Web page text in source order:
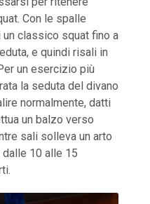
Con le spalle
classico squat fino a
e quindi risali in
un esercizio più
la seduta del divano
normalmente, datti
un balzo verso
sali solleva un arto
10 alle 15